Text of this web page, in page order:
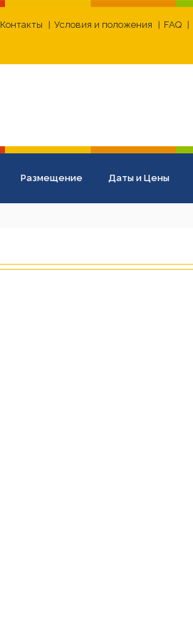
Контакты Условия и положения FAQ
Размещение Даты и Цены